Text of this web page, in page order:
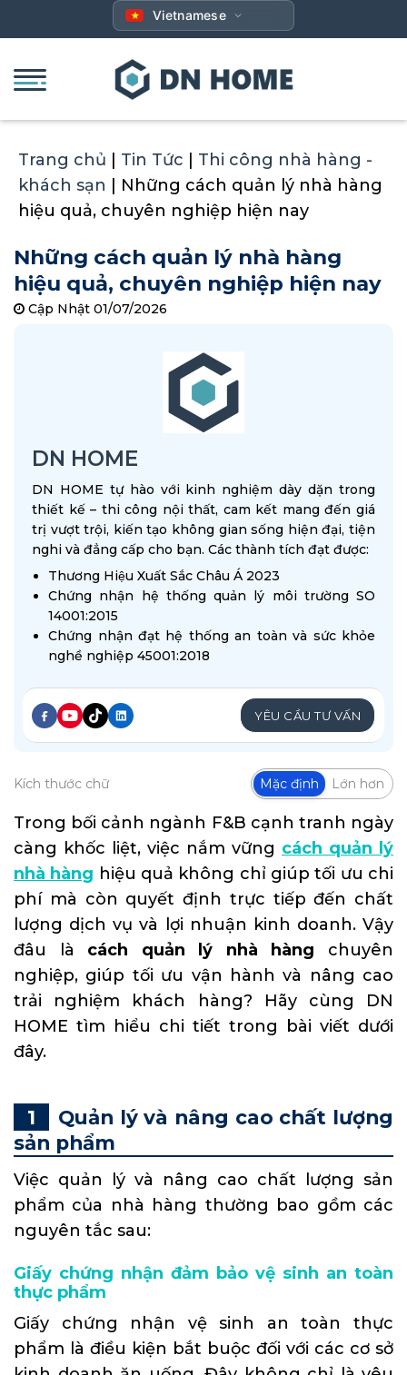
qua
dung
Vietnamese
Trang chủ Tin Tức
Thi công nhà hàng -
khách sạn
Những cách quản lý nhà hàng
hiệu quả, chuyên nghiệp hiện nay
Những cách quản lý nhà hàng
hiệu quả, chuyên nghiệp hiện nay
Cập Nhật 01/07/2026
DN HOME
DN HOME tự hào với kinh nghiệm dày dặn trong
thiết kế – thi công nội thất, cam kết mang đến giá
trị vượt trội, kiến tạo không gian sống hiện đại, tiện
nghi và đẳng cấp cho bạn. Các thành tích đạt được:
Thương Hiệu Xuất Sắc Châu Á 2023
Chứng nhận hệ thống quản lý môi trường SO
14001:2015
Chứng nhận đạt hệ thống an toàn và sức khỏe
nghề nghiệp 45001:2018
YÊU CẦU TƯ VẤN
Kích thước chữ Mặc định Lớn hơn
Trong bối cảnh ngành F&B cạnh tranh ngày
càng khốc liệt, việc nắm vững cách quản lý
nhà hàng hiệu quả không chỉ giúp tối ưu chi
phí mà còn quyết định trực tiếp đến chất
lượng dịch vụ và lợi nhuận kinh doanh. Vậy
đâu là cách quản lý nhà hàng chuyên
nghiệp, giúp tối ưu vận hành và nâng cao
trải nghiệm khách hàng? Hãy cùng DN
HOME tìm hiểu chi tiết trong bài viết dưới
đây.
Quản lý và nâng cao chất lượng
sản phẩm
Việc quản lý và nâng cao chất lượng sản
phẩm của nhà hàng thường bao gồm các
nguyên tắc sau:
Giấy chứng nhận đảm bảo vệ sinh an toàn
thực phẩm
Giấy chứng nhận vệ sinh an toàn thực
phẩm là điều kiện bắt buộc đối với các cơ sở